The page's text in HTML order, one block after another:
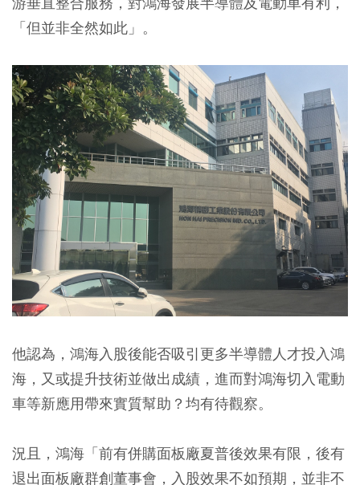
「但並非全然如此」。
他認為，鴻海入股後能否吸引更多半導體人才投入鴻
海，又或提升技術並做出成績，進而對鴻海切入電動
車等新應用帶來實質幫助 ？均有待觀察。
況且，鴻海「前有併購面板廠夏普後效果有限，後有
退出面板廠群創董事會，入股效果不如預期，並非不